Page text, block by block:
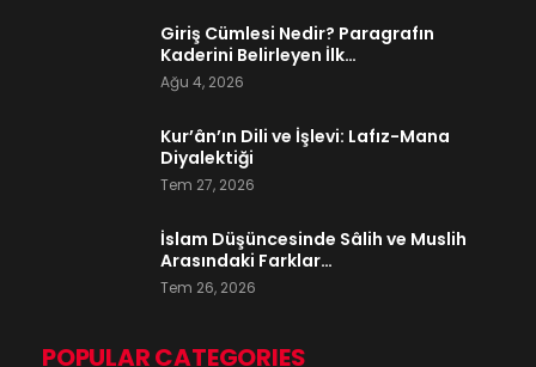
Giriş Cümlesi Nedir? Paragrafın
Kaderini Belirleyen İlk…
Ağu 4, 2026
Kur’ân’ın Dili ve İşlevi: Lafız-Mana
Diyalektiği
Tem 27, 2026
İslam Düşüncesinde Sâlih ve Muslih
Arasındaki Farklar…
Tem 26, 2026
POPULAR CATEGORIES